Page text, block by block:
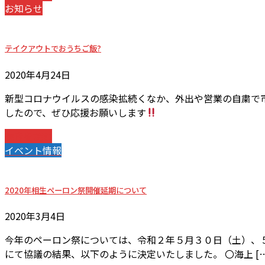
お知らせ
テイクアウトでおうちご飯?
2020年4月24日
新型コロナウイルスの感染拡続くなか、外出や営業の自粛
したので、ぜひ応援お願いします
イベント情報
2020年相生ペーロン祭開催延期について
2020年3月4日
今年のペーロン祭については、令和２年５月３０日（土）
にて協議の結果、以下のように決定いたしました。 〇海上